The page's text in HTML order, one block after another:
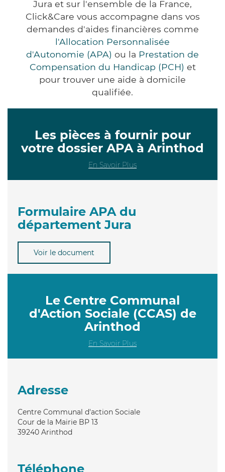
Jura et sur l'ensemble de la France,
Click&Care vous accompagne dans vos
demandes d'aides financières comme
l'Allocation Personnalisée
d'Autonomie (APA) ou la Prestation de
Compensation du Handicap (PCH) et
pour trouver une aide à domicile
qualifiée.
Les pièces à fournir pour
votre dossier APA à Arinthod
En Savoir Plus
Formulaire APA du
département Jura
Voir le document
Le Centre Communal
d'Action Sociale (CCAS) de
Arinthod
En Savoir Plus
Adresse
Centre Communal d'action Sociale
Cour de la Mairie BP 13
39240 Arinthod
Téléphone